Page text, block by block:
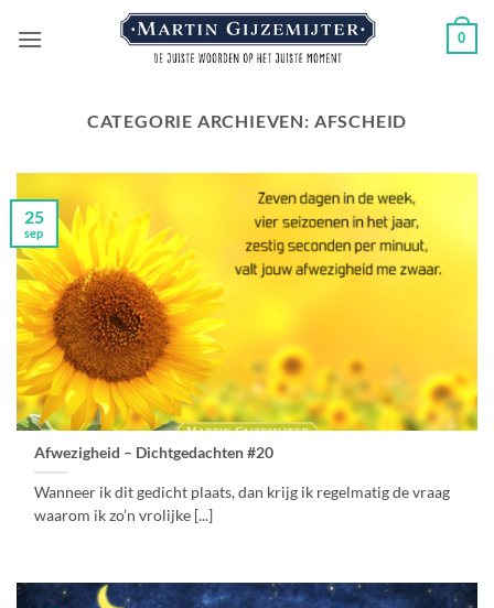
naar
0
CATEGORIE ARCHIEVEN: AFSCHEID
Afwezigheid – Dichtgedachten #20
Wanneer ik dit gedicht plaats, dan krijg ik regelmatig de vraag
waarom ik zo’n vrolijke [...]
25
sep